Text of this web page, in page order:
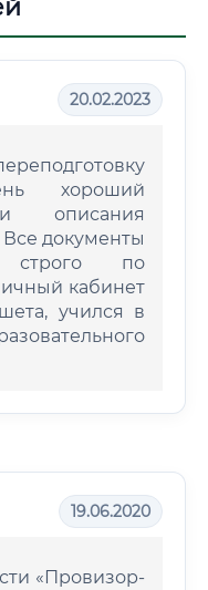
20.02.2023
хороший
описания
документы
строго по
кабинет
учился в
19.06.2020
«Провизор-